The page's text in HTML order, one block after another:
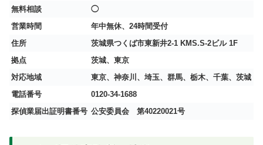
無料相談
◯
営業時間
年中無休、24時間受付
住所
茨城県つくば市東新井2-1 KMS.S-2ビル 1F
拠点
茨城、東京
対応地域
東京、神奈川、埼玉、群馬、栃木、千葉、茨城
電話番号
0120-34-1688
探偵業届出証明書番号 公安委員会 第40220021号